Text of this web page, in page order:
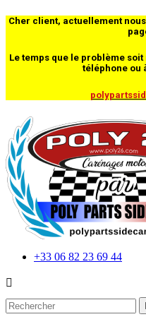
Cher client, actuellement
Le temps que le problème
téléphone ou
+33 06 82 23 69 44
